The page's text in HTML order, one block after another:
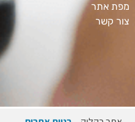
מפת אתר
צור קשר